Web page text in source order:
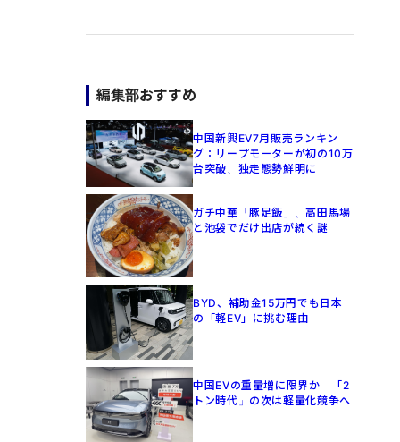
編集部おすすめ
中国新興EV7月販売ランキン
グ：リープモーターが初の10万
台突破、独走態勢鮮明に
ガチ中華「豚足飯」、高田馬場
と池袋でだけ出店が続く謎
BYD、補助金15万円でも日本
の「軽EV」に挑む理由
中国EVの重量増に限界か 「2
トン時代」の次は軽量化競争へ